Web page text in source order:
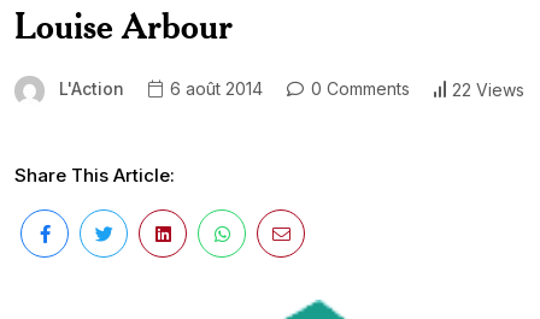
Louise Arbour
L'Action 6 août 2014 0 Comments 22 Views
Share This Article: